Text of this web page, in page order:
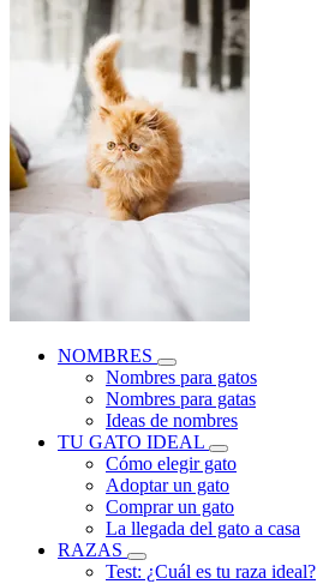
NOMBRES
Nombres para gatos
Nombres para gatas
Ideas de nombres
TU GATO IDEAL
Cómo elegir gato
Adoptar un gato
Comprar un gato
La llegada del gato a casa
RAZAS
Test: ¿Cuál es tu raza ideal?